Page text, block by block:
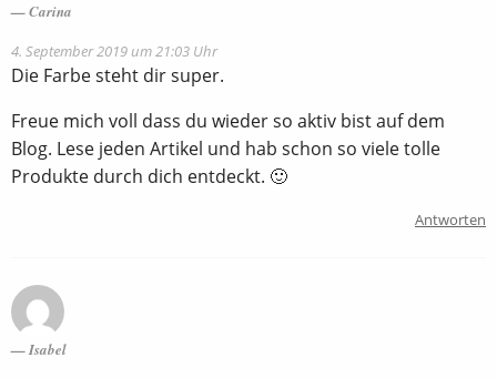
Carina
4. September 2019 um 21:03 Uhr
Die Farbe steht dir super.
Freue mich voll dass du wieder so aktiv bist auf dem
Blog. Lese jeden Artikel und hab schon so viele tolle
Produkte durch dich entdeckt. 🙂
Antworten
Isabel